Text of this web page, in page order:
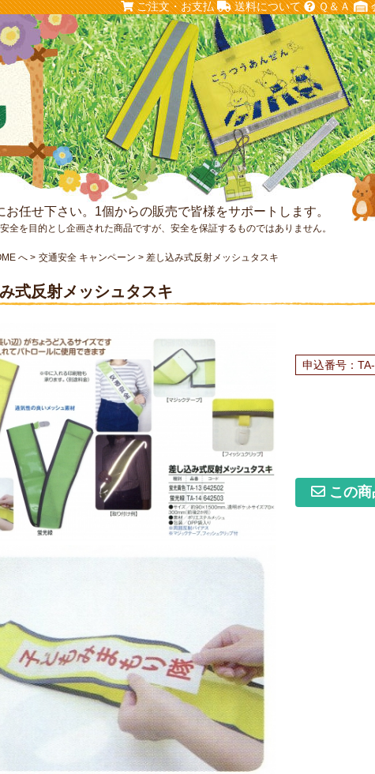
ご注文・お支払 送料について Ｑ＆Ａ
任せ下さい。1個からの販売で皆様をサポートします。
全を目的とし企画された商品ですが、安全を保証するものではありません。
へ 交通安全 キャンペーン 差し込み式反射メッシュタスキ
式反射メッシュタスキ
申込番号：
この商